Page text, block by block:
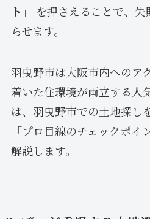
ト」
を押さえることで、
らせます。
羽曳野市は大阪市内へのア
着いた住環境が両立する人
は、羽曳野市での土地探し
「プロ目線のチェックポイ
解説します。